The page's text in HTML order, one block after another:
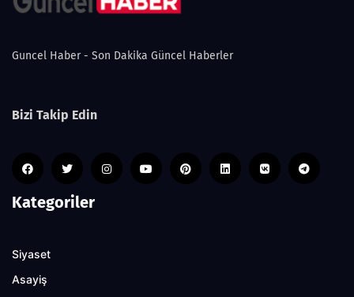
Guncel Haber - Son Dakika Güncel Haberler
Bizi Takip Edin
Kategoriler
Siyaset
Asayiş